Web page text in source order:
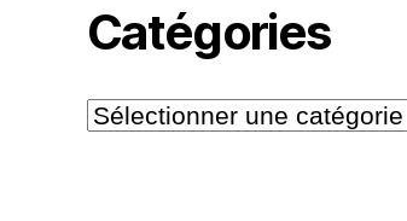
Catégories
Catégories